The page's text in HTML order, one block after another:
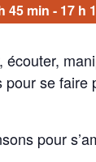
45 min - 17 h
écouter,
se
pour